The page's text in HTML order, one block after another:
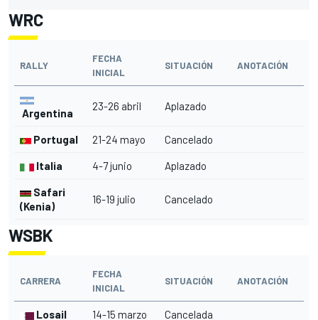
WRC
RALLY
FECHA
INICIAL
SITUACIÓN ANOTACIÓN
Argentina
23-26 abril Aplazado
Portugal 21-24 mayo Cancelado
Italia 4-7 junio Aplazado
Safari
(Kenia)
16-19 julio Cancelado
WSBK
CARRERA
FECHA
INICIAL
SITUACIÓN ANOTACIÓN
Losail 14-15 marzo Cancelada